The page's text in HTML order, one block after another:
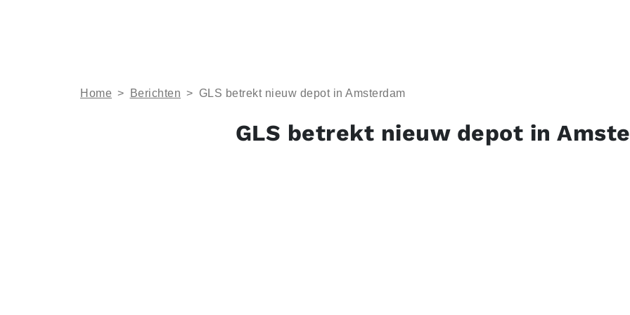
Home > Berichten > GLS betrekt nieuw depot in Amsterdam
GLS betrekt nieuw depot in